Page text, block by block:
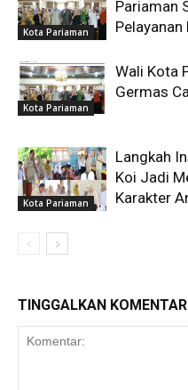
Kota Pariaman
Pariaman
Kota Pariaman
Wali Kota
Germas
Kota Pariaman
Langkah
Koi Jadi
Karakter
TINGGALKAN KOMENTAR